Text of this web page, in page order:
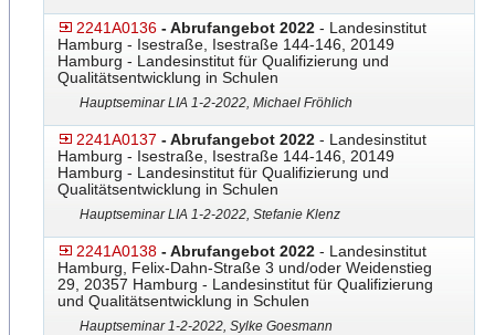
2241A0136 - Abrufangebot 2022 - Landesinstitut
Hamburg - Isestraße, Isestraße 144-146, 20149
Hamburg - Landesinstitut für Qualifizierung und
Qualitätsentwicklung in Schulen
Hauptseminar LIA 1-2-2022, Michael Fröhlich
2241A0137 - Abrufangebot 2022 - Landesinstitut
Hamburg - Isestraße, Isestraße 144-146, 20149
Hamburg - Landesinstitut für Qualifizierung und
Qualitätsentwicklung in Schulen
Hauptseminar LIA 1-2-2022, Stefanie Klenz
2241A0138 - Abrufangebot 2022 - Landesinstitut
Hamburg, Felix-Dahn-Straße 3 und/oder Weidenstieg
29, 20357 Hamburg - Landesinstitut für Qualifizierung
und Qualitätsentwicklung in Schulen
Hauptseminar 1-2-2022, Sylke Goesmann